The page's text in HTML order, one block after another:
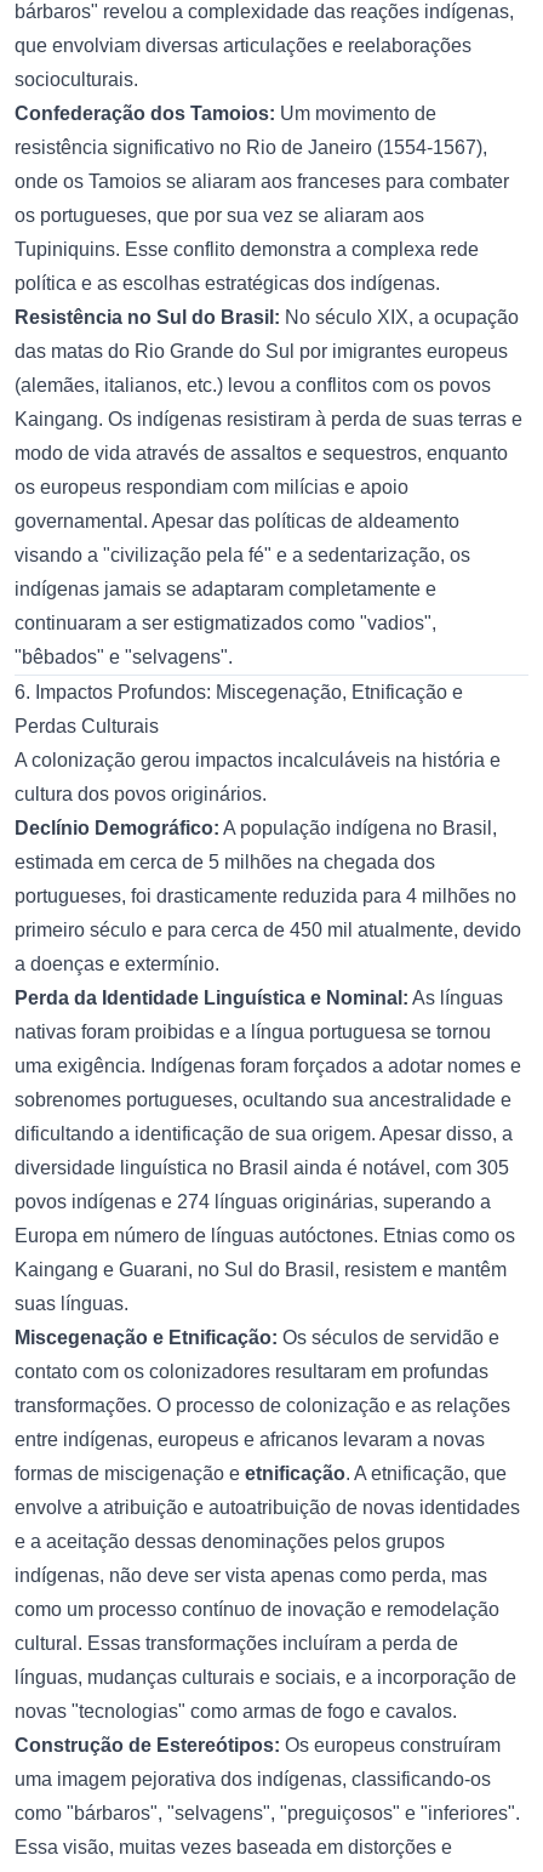
bárbaros" revelou a complexidade das reações indígenas,
que envolviam diversas articulações e reelaborações
socioculturais.
Confederação dos Tamoios: Um movimento de
resistência significativo no Rio de Janeiro (1554-1567),
onde os Tamoios se aliaram aos franceses para combater
os portugueses, que por sua vez se aliaram aos
Tupiniquins. Esse conflito demonstra a complexa rede
política e as escolhas estratégicas dos indígenas.
Resistência no Sul do Brasil: No século XIX, a ocupação
das matas do Rio Grande do Sul por imigrantes europeus
(alemães, italianos, etc.) levou a conflitos com os povos
Kaingang. Os indígenas resistiram à perda de suas terras e
modo de vida através de assaltos e sequestros, enquanto
os europeus respondiam com milícias e apoio
governamental. Apesar das políticas de aldeamento
visando a "civilização pela fé" e a sedentarização, os
indígenas jamais se adaptaram completamente e
continuaram a ser estigmatizados como "vadios",
"bêbados" e "selvagens".
6. Impactos Profundos: Miscegenação, Etnificação e
Perdas Culturais
A colonização gerou impactos incalculáveis na história e
cultura dos povos originários.
Declínio Demográfico: A população indígena no Brasil,
estimada em cerca de 5 milhões na chegada dos
portugueses, foi drasticamente reduzida para 4 milhões no
primeiro século e para cerca de 450 mil atualmente, devido
a doenças e extermínio.
Perda da Identidade Linguística e Nominal: As línguas
nativas foram proibidas e a língua portuguesa se tornou
uma exigência. Indígenas foram forçados a adotar nomes e
sobrenomes portugueses, ocultando sua ancestralidade e
dificultando a identificação de sua origem. Apesar disso, a
diversidade linguística no Brasil ainda é notável, com 305
povos indígenas e 274 línguas originárias, superando a
Europa em número de línguas autóctones. Etnias como os
Kaingang e Guarani, no Sul do Brasil, resistem e mantêm
suas línguas.
Miscegenação e Etnificação: Os séculos de servidão e
contato com os colonizadores resultaram em profundas
transformações. O processo de colonização e as relações
entre indígenas, europeus e africanos levaram a novas
formas de miscigenação e etnificação. A etnificação, que
envolve a atribuição e autoatribuição de novas identidades
e a aceitação dessas denominações pelos grupos
indígenas, não deve ser vista apenas como perda, mas
como um processo contínuo de inovação e remodelação
cultural. Essas transformações incluíram a perda de
línguas, mudanças culturais e sociais, e a incorporação de
novas "tecnologias" como armas de fogo e cavalos.
Construção de Estereótipos: Os europeus construíram
uma imagem pejorativa dos indígenas, classificando-os
como "bárbaros", "selvagens", "preguiçosos" e "inferiores".
Essa visão, muitas vezes baseada em distorções e